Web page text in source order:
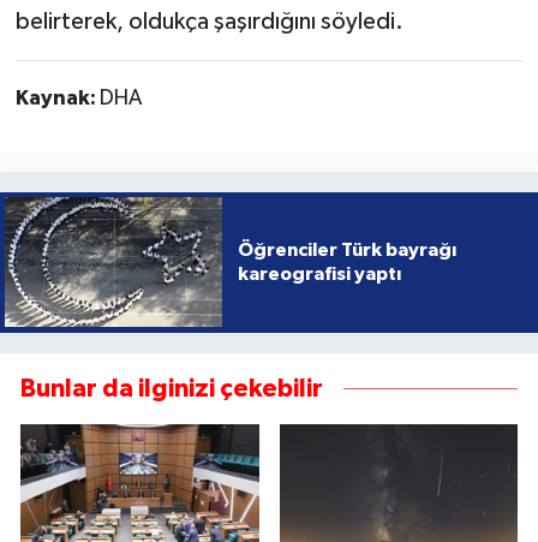
belirterek, oldukça şaşırdığını söyledi.
Kaynak: DHA
Öğrenciler Türk bayrağı
kareografisi yaptı
Bunlar da ilginizi çekebilir